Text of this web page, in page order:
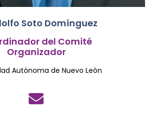
Soto Domínguez
del Comité
Organizador
Autónoma de Nuevo León